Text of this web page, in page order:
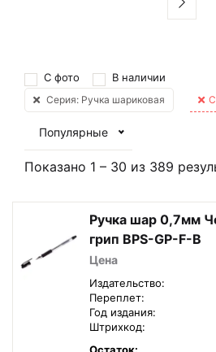
С фото В наличии
Серия: Ручка шариковая
Популярные
Показано 1 – 30 из 389
Ручка шар 0,7мм
грип BPS-GP-F-B
Цена
Издательство:
Переплет:
Год издания:
Штрихкод:
Остаток: